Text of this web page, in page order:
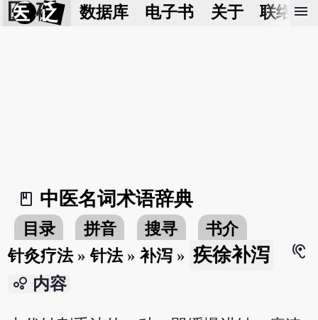
医 砭 数据库 电子书 关于 联络我
menu
book_2
中医名词术语辞典
目录 拼音 搜寻
书介
针灸疗法»针法»补泻 » 疾徐补泻
hearing
bubble_chart 内容